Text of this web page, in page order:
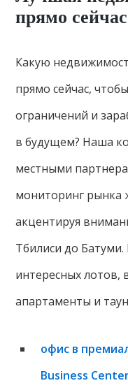
прямо сейчас
Какую
прямо сейчас,
ограничений и
в будущем? Наша
местными
мониторинг рынка
акцентируя
Тбилиси до
интересных
апартаменты и
офис в
Business